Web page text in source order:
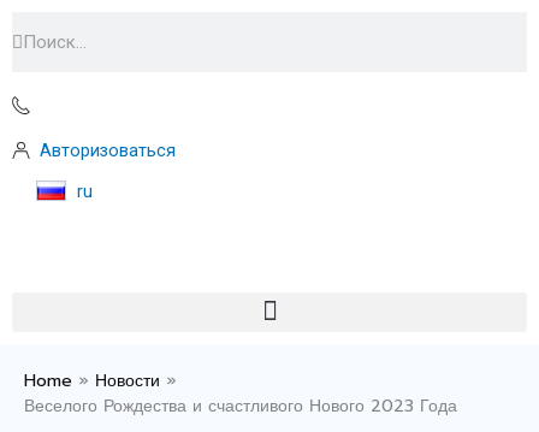
Авторизоваться
ru
Home » Новости »
Веселого Рождества и счастливого Нового 2023 Года